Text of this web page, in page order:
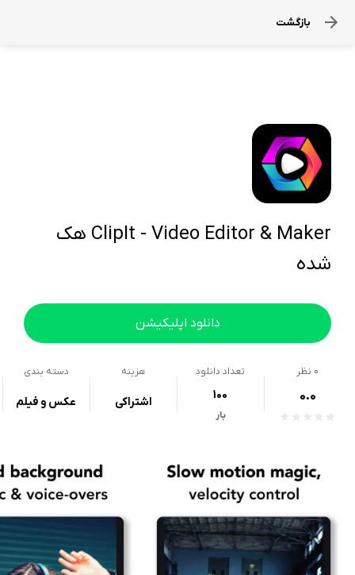
بازگشت
ClipIt - Video Editor & Maker هک
شده
دانلود اپلیکیشن
0 نظر
0.0
تعداد دانلود
100
بار
هزینه
اشتراکی
دسته بندی
عکس و فیلم